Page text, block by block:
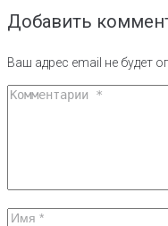
Добавить
Ваш адрес email не будет